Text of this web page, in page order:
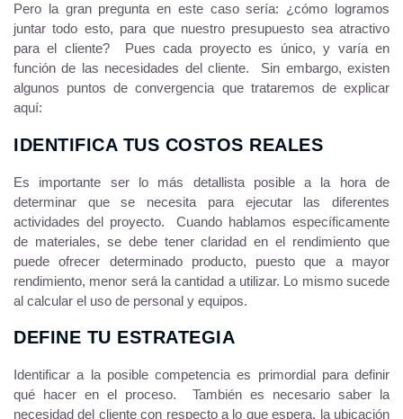
Pero la gran pregunta en este caso sería: ¿cómo logramos
juntar todo esto, para que nuestro presupuesto sea atractivo
para el cliente? Pues cada proyecto es único, y varía en
función de las necesidades del cliente. Sin embargo, existen
algunos puntos de convergencia que trataremos de explicar
aquí:
IDENTIFICA TUS COSTOS REALES
Es importante ser lo más detallista posible a la hora de
determinar que se necesita para ejecutar las diferentes
actividades del proyecto. Cuando hablamos específicamente
de materiales, se debe tener claridad en el rendimiento que
puede ofrecer determinado producto, puesto que a mayor
rendimiento, menor será la cantidad a utilizar. Lo mismo sucede
al calcular el uso de personal y equipos.
DEFINE TU ESTRATEGIA
Identificar a la posible competencia es primordial para definir
qué hacer en el proceso. También es necesario saber la
necesidad del cliente con respecto a lo que espera, la ubicación